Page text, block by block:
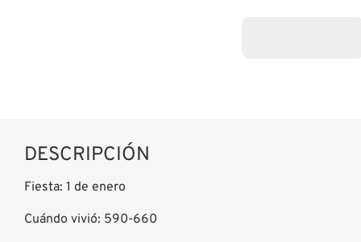
DESCRIPCIÓN
Fiesta: 1 de enero
Cuándo vivió: 590-660